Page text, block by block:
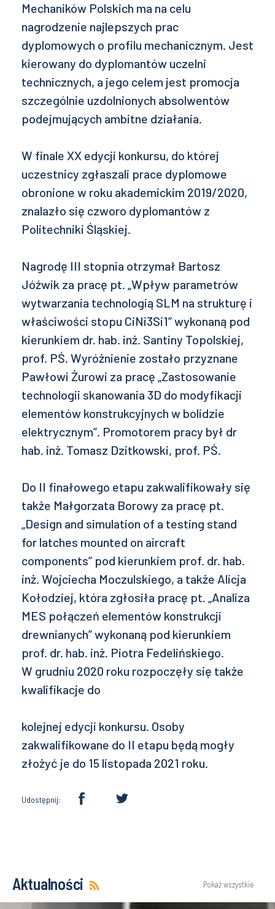
Mechaników Polskich ma na celu
nagrodzenie najlepszych prac
dyplomowych o profilu mechanicznym. Jest
kierowany do dyplomantów uczelni
technicznych, a jego celem jest promocja
szczególnie uzdolnionych absolwentów
podejmujących ambitne działania.
W finale XX edycji konkursu, do której
uczestnicy zgłaszali prace dyplomowe
obronione w roku akademickim 2019/2020,
znalazło się czworo dyplomantów z
Politechniki Śląskiej.
Nagrodę III stopnia otrzymał Bartosz
Jóźwik za pracę pt. „Wpływ parametrów
wytwarzania technologią SLM na strukturę i
właściwości stopu CiNi3Si1” wykonaną pod
kierunkiem dr. hab. inż. Santiny Topolskiej,
prof. PŚ. Wyróżnienie zostało przyznane
Pawłowi Żurowi za pracę „Zastosowanie
technologii skanowania 3D do modyfikacji
elementów konstrukcyjnych w bolidzie
elektrycznym”. Promotorem pracy był dr
hab. inż. Tomasz Dzitkowski, prof. PŚ.
Do II finałowego etapu zakwalifikowały się
także Małgorzata Borowy za pracę pt.
„Design and simulation of a testing stand
for latches mounted on aircraft
components” pod kierunkiem prof. dr. hab.
inż. Wojciecha Moczulskiego, a także Alicja
Kołodziej, która zgłosiła pracę pt. „Analiza
MES połączeń elementów konstrukcji
drewnianych” wykonaną pod kierunkiem
prof. dr. hab. inż. Piotra Fedelińskiego.
W grudniu 2020 roku rozpoczęły się także
kwalifikacje do
kolejnej edycji konkursu. Osoby
zakwalifikowane do II etapu będą mogły
złożyć je do 15 listopada 2021 roku.
Udostępnij:
Aktualności Pokaż wszystkie